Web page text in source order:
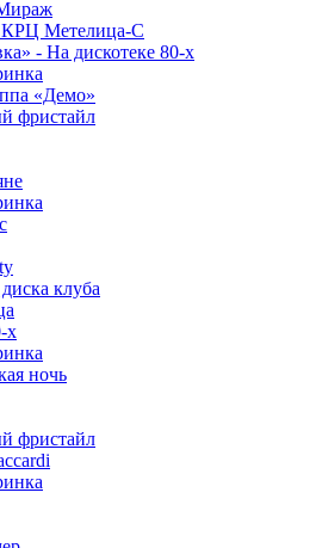
КРЦ Метелица-С
- На дискотеке 80-х
«Демо»
фристайл
клуба
х
ночь
фристайл